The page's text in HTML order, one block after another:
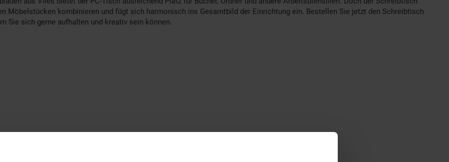
Möbelstücken kombinieren und fügt sich harmonisch ins Gesamtbild der Einrichtung ein. Bestellen Sie jetzt den Schreibtisch
Sie sich gerne aufhalten und kreativ sein können.